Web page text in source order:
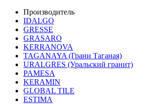
Производитель
IDALGO
GRESSE
GRASARO
KERRANOVA
TAGANAYA (Грани Таганая)
URALGRES (Уральский гранит)
PAMESA
KERAMIN
GLOBAL TILE
ESTIMA